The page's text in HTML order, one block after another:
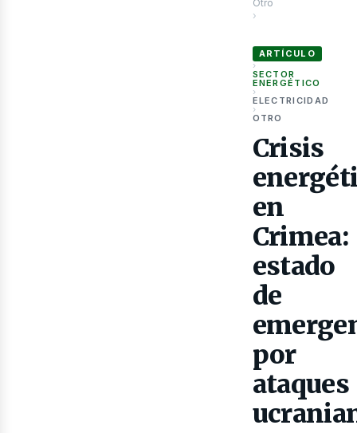
Otro
›
ARTÍCULO
›
SECTOR
ENERGÉTICO
›
ELECTRICIDAD
›
OTRO
Crisis
en
Crimea:
estado
de
por
ataques